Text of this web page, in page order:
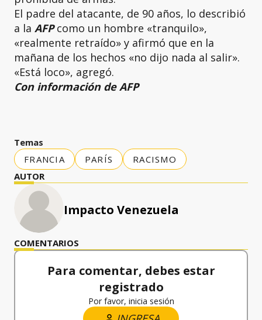
El padre del atacante, de 90 años, lo describió
a la AFPcomo un hombre «tranquilo»,
«realmente retraído» y afirmó que en la
mañana de los hechos «no dijo nada al salir».
«Está loco», agregó.
Con información de AFP
Temas
FRANCIA
PARÍS
RACISMO
AUTOR
Impacto Venezuela
COMENTARIOS
Para comentar, debes estar
registrado
Por favor, inicia sesión